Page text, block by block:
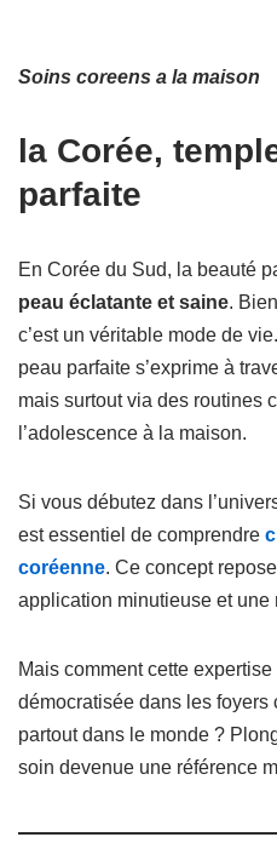
Soins coreens a la maison
la Corée,
parfaite
En Corée du Sud, la beauté
peau éclatante et saine.
c’est un véritable mode de
peau parfaite s’exprime à
mais surtout via des routines
l’adolescence à la maison.
Si vous débutez dans
est essentiel de comprendre
coréenne. Ce concept
application minutieuse et
Mais comment cette
démocratisée dans les foyers
partout dans le monde ?
soin devenue une référence